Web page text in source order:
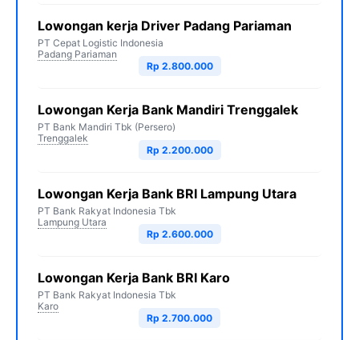
Lowongan kerja Driver Padang Pariaman
PT Cepat Logistic Indonesia
Padang Pariaman
Rp 2.800.000
Lowongan Kerja Bank Mandiri Trenggalek
PT Bank Mandiri Tbk (Persero)
Trenggalek
Rp 2.200.000
Lowongan Kerja Bank BRI Lampung Utara
PT Bank Rakyat Indonesia Tbk
Lampung Utara
Rp 2.600.000
Lowongan Kerja Bank BRI Karo
PT Bank Rakyat Indonesia Tbk
Karo
Rp 2.700.000